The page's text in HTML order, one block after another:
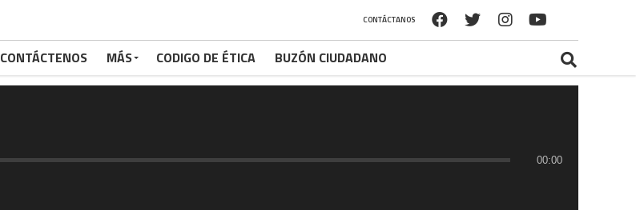
00:00
CONTÁCTANOS
CONTÁCTENOS MÁS CODIGO DE ÉTICA BUZÓN CIUDADANO